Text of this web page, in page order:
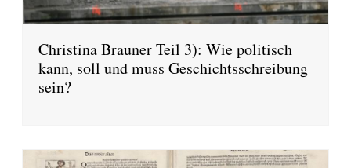
Christina Brauner Teil 3): Wie politisch
kann, soll und muss Geschichtsschreibung
sein?